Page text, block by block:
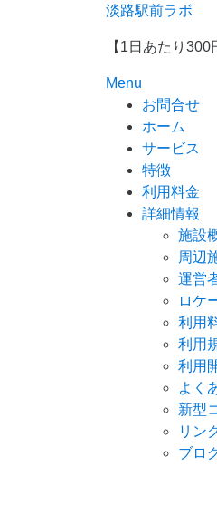
淡路駅前ラボ
【1日あたり
Menu
お問合せ
ホーム
サービス
特徴
利用料金
詳細情報
施設
周辺
運営
ロケ
利用
利用
利用
よく
新型
リン
ブロ